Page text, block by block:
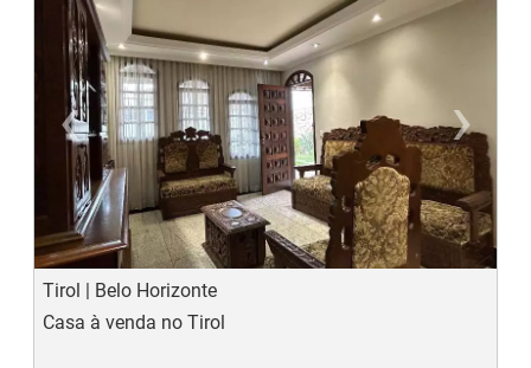
‹
Previous
›
Tirol | Belo Horizonte
Casa à venda no Tirol